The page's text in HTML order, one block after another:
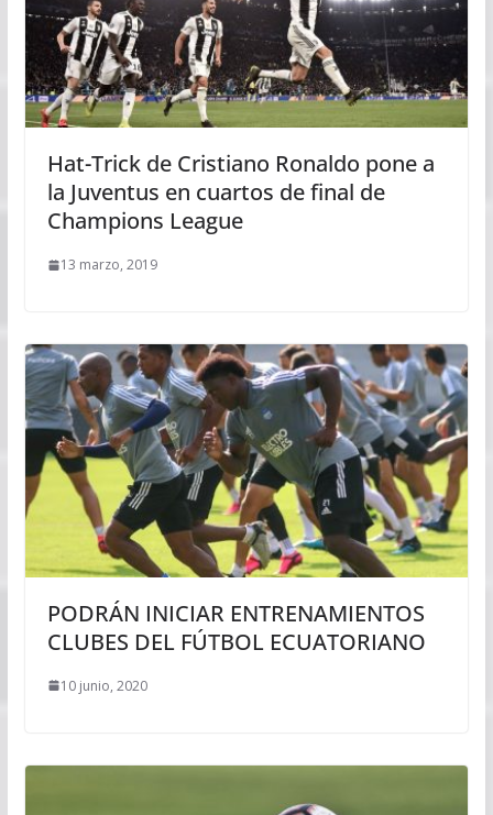
Hat-Trick de Cristiano Ronaldo pone a
la Juventus en cuartos de final de
Champions League
13 marzo, 2019
PODRÁN INICIAR ENTRENAMIENTOS
CLUBES DEL FÚTBOL ECUATORIANO
10 junio, 2020